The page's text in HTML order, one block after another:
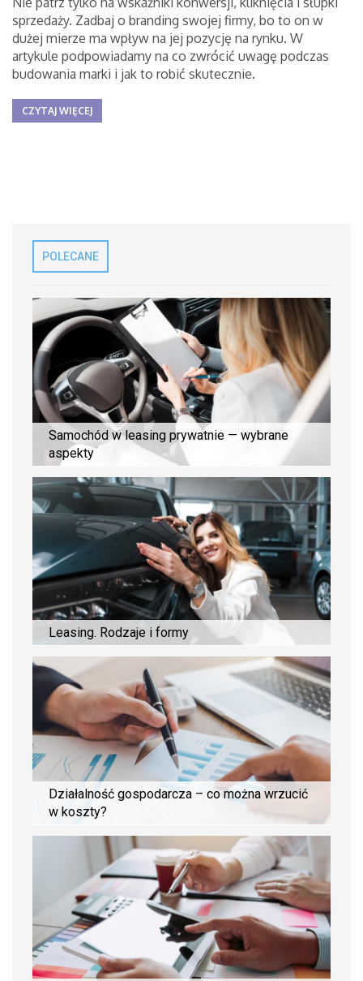
sprzedaży. Zadbaj o branding swojej firmy, bo to on w
dużej mierze ma wpływ na jej pozycję na rynku. W
artykule podpowiadamy na co zwrócić uwagę podczas
budowania marki i jak to robić skutecznie.
CZYTAJ WIĘCEJ
POLECANE
Samochód w leasing prywatnie — wybrane
aspekty
Leasing. Rodzaje i formy
Działalność gospodarcza – co można wrzucić
w koszty?